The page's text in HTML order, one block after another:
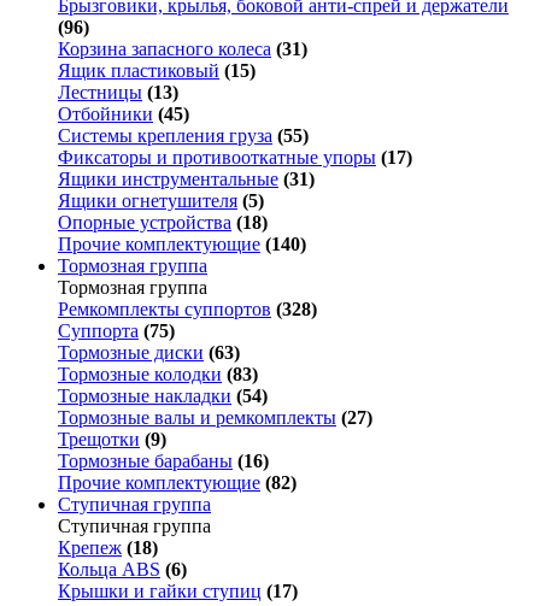
Брызговики, крылья, боковой анти-спрей и держатели
(96)
Корзина запасного колеса (31)
Ящик пластиковый (15)
Лестницы (13)
Отбойники (45)
Системы крепления груза (55)
Фиксаторы и противооткатные упоры (17)
Ящики инструментальные (31)
Ящики огнетушителя (5)
Опорные устройства (18)
Прочие комплектующие (140)
Тормозная группа
Тормозная группа
Ремкомплекты суппортов (328)
Суппорта (75)
Тормозные диски (63)
Тормозные колодки (83)
Тормозные накладки (54)
Тормозные валы и ремкомплекты (27)
Трещотки (9)
Тормозные барабаны (16)
Прочие комплектующие (82)
Ступичная группа
Ступичная группа
Крепеж (18)
Кольца ABS (6)
Крышки и гайки ступиц (17)